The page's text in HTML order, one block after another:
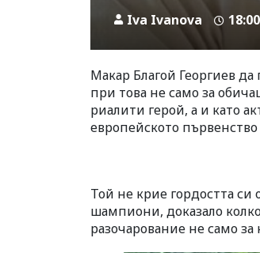
Iva Ivanova
Макар Благой Георгиев
при това не само за
риалити герой, а и като
европейското
Той не крие гордостта
шампиони, доказало
разочарование не само